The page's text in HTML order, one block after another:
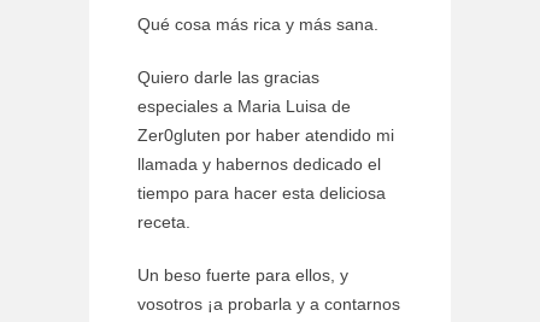
Qué cosa más rica y más sana.
Quiero darle las gracias
especiales a Maria Luisa de
Zer0gluten por haber atendido mi
llamada y habernos dedicado el
tiempo para hacer esta deliciosa
receta.
Un beso fuerte para ellos, y
vosotros ¡a probarla y a contarnos